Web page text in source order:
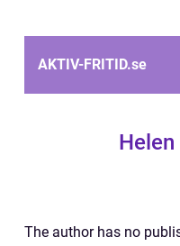
AKTIV-FRITID.se
The author has no